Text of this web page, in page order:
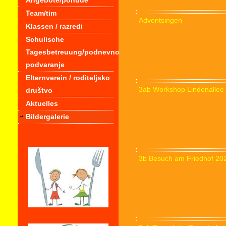
Team/tim
Klassen / razredi
Schulische
Tagesbetreuung/podnevno
podvaranje
Elternverein / roditeljsko
društvo
Aktuelles
Bildergalerie
Adventsingen
3ab Workshop Lindenallee
3b Besuch am Friedhof